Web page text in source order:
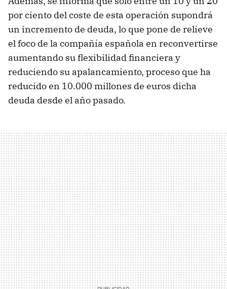
por ciento del coste de esta operación supondrá
un incremento de deuda, lo que pone de relieve
el foco de la compañía española en reconvertirse
aumentando su flexibilidad financiera y
reduciendo su apalancamiento, proceso que ha
reducido en 10.000 millones de euros dicha
deuda desde el año pasado.